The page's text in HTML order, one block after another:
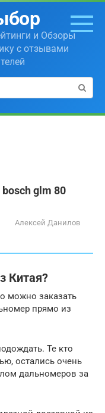
и Обзоры
с отзывами
glm 80
Алексей Данилов
Китая?
можно заказать
прямо из
Те кто
остались очень
дальномеров за